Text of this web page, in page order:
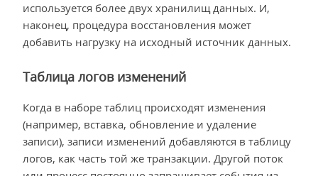
используется более двух хранилищ данных. И,
наконец, процедура восстановления может
добавить нагрузку на исходный источник данных.
Таблица логов изменений
Когда в наборе таблиц происходят изменения
(например, вставка, обновление и удаление
записи), записи изменений добавляются в таблицу
логов, как часть той же транзакции. Другой поток